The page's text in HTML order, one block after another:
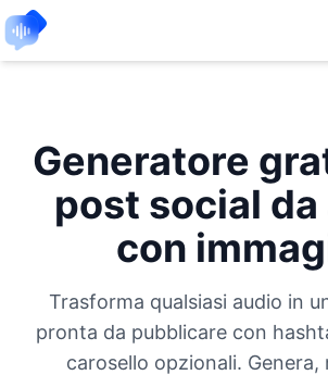
Generatore
post social da
con
Trasforma qualsiasi audio in
pronta da pubblicare con
carosello opzionali. Genera,